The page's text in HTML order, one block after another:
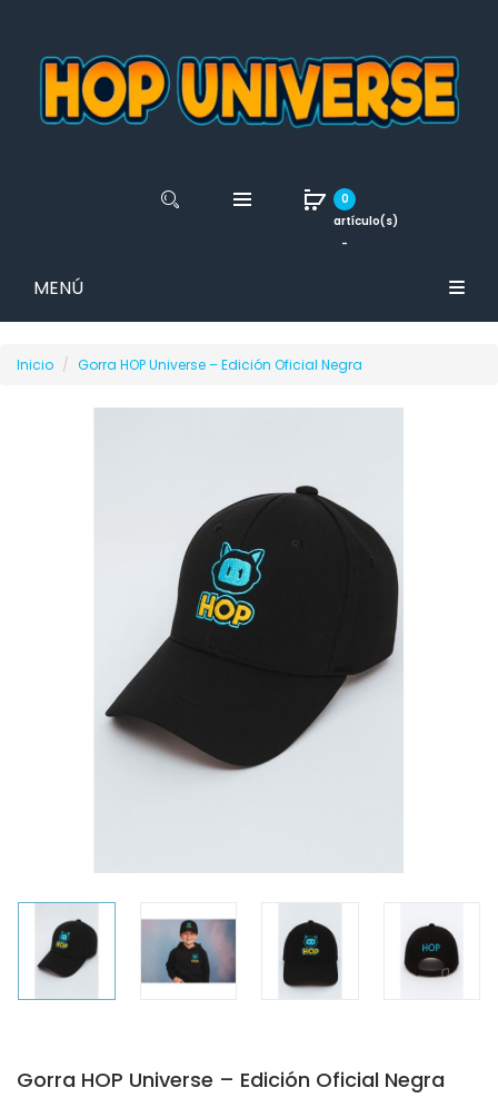
MENÚ
0
artículo(s)
-
Inicio Gorra HOP Universe – Edición Oficial Negra
Gorra HOP Universe – Edición Oficial Negra